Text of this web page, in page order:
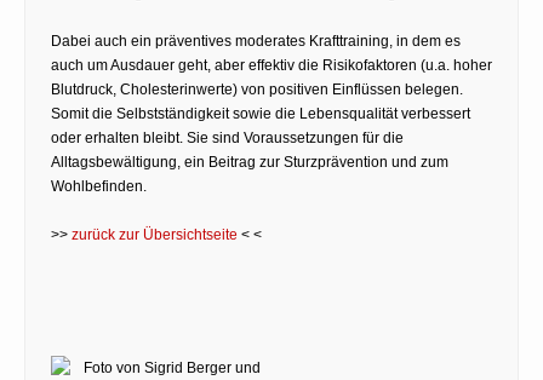
Dabei auch ein präventives moderates Krafttraining, in dem es
auch um Ausdauer geht, aber effektiv die Risikofaktoren (u.a. hoher
Blutdruck, Cholesterinwerte) von positiven Einflüssen belegen.
Somit die Selbstständigkeit sowie die Lebensqualität verbessert
oder erhalten bleibt. Sie sind Voraussetzungen für die
Alltagsbewältigung, ein Beitrag zur Sturzprävention und zum
Wohlbefinden.
>> zurück zur Übersichtseite < <